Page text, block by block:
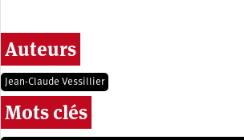
Auteurs
Jean-Claude Vessillier
Mots clés